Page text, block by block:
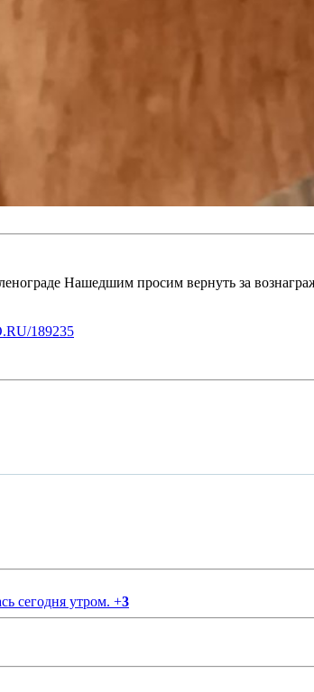
Нашедшим просим вернуть за
189235
сегодня утром. +3